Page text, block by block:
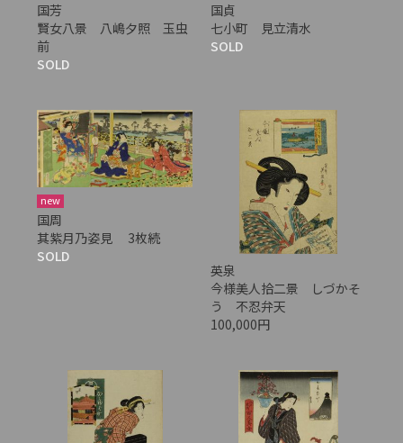
国芳
賢女八景 八嶋夕照 玉虫
前
SOLD
国貞
七小町 見立清水
SOLD
new
国周
其紫月乃姿見 3枚続
SOLD
英泉
今様美人拾二景 しづかそ
う 不忍弁天
100,000円